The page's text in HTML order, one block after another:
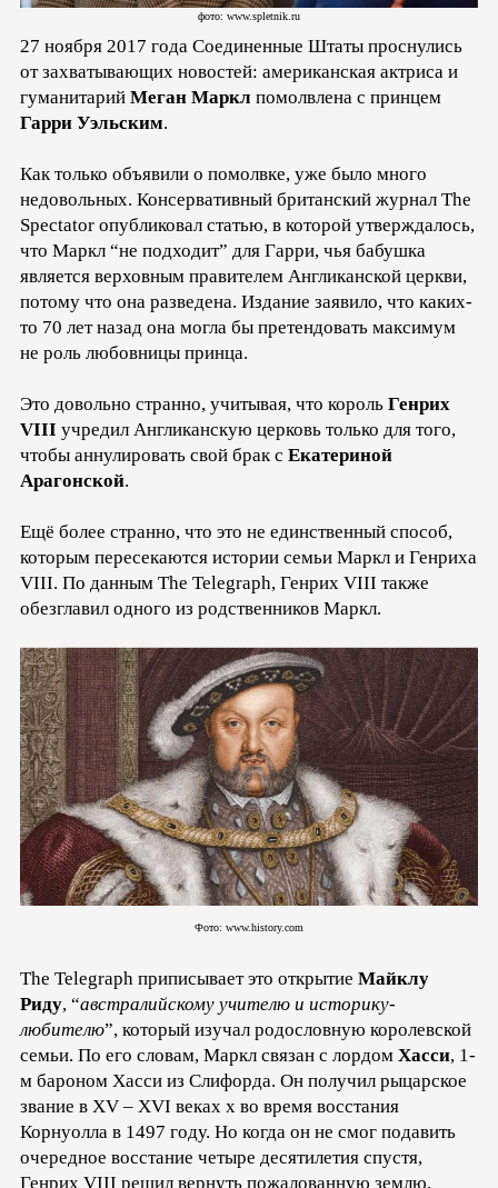
фото: www.spletnik.ru
27 ноября 2017 года Соединенные Штаты проснулись
от захватывающих новостей: американская актриса и
гуманитарий Меган Маркл помолвлена с принцем
Гарри Уэльским.
Как только объявили о помолвке, уже было много
недовольных. Консервативный британский журнал The
Spectator опубликовал статью, в которой утверждалось,
что Маркл “не подходит” для Гарри, чья бабушка
является верховным правителем Англиканской церкви,
потому что она разведена. Издание заявило, что каких-
то 70 лет назад она могла бы претендовать максимум
не роль любовницы принца.
Это довольно странно, учитывая, что король Генрих
VIII учредил Англиканскую церковь только для того,
чтобы аннулировать свой брак с Екатериной
Арагонской.
Ещё более странно, что это не единственный способ,
которым пересекаются истории семьи Маркл и Генриха
VIII. По данным The Telegraph, Генрих VIII также
обезглавил одного из родственников Маркл.
Фото: www.history.com
The Telegraph приписывает это открытие Майклу
Риду, “австралийскому учителю и историку-
любителю”, который изучал родословную королевской
семьи. По его словам, Маркл связан с лордом Хасси, 1-
м бароном Хасси из Слифорда. Он получил рыцарское
звание в XV – XVI веках х во время восстания
Корнуолла в 1497 году. Но когда он не смог подавить
очередное восстание четыре десятилетия спустя,
Генрих VIII решил вернуть пожалованную землю,